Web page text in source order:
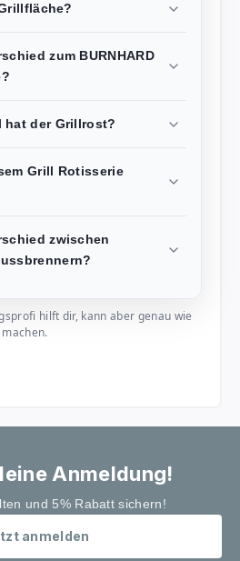
zum BURNHARD
hat der Grillrost?
Grill Rotisserie
zwischen
hilft dir, kann aber genau wie
Anmeldung!
und 5% Rabatt sichern!
anmelden